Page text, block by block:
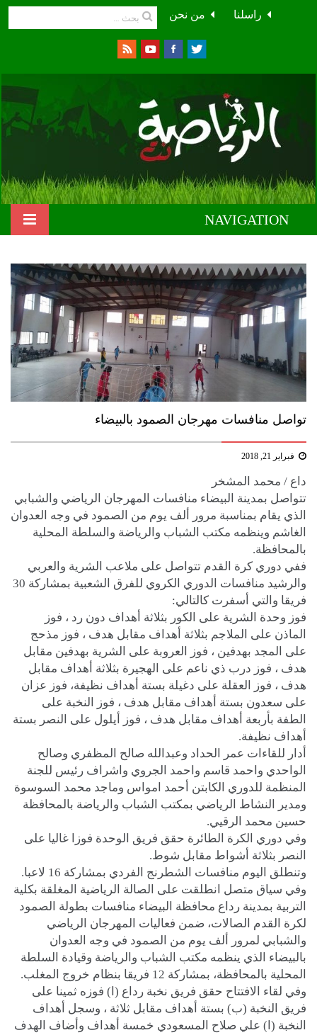
من نحن راسلنا
NAVIGATION
تواصل منافسات مهرجان الصمود بالبيضاء
فبراير 21, 2018
داع / محمد المشخر
تتواصل بمدينة البيضاء منافسات المهرجان الرياضي والشبابي
الذي يقام بمناسبة مرور ألف يوم من الصمود في وجه العدوان
الغاشم وينظمه مكتب الشباب والرياضة والسلطة المحلية
بالمحافظة.
ففي دوري كرة القدم تتواصل على ملاعب الشرية والعربي
والرشيد منافسات الدوري الكروي للفرق الشعبية بمشاركة 30
فريقا والتي أسفرت كالتالي:
فوز وحدة الشرية على الكور بثلاثة أهداف دون رد ، فوز
الماذن على الملاجم بثلاثة أهداف مقابل هدف ، فوز مذحج
على المجد بهدفين ، فوز العروبة على الشرية بهدفين مقابل
هدف ، فوز درب ذي ناعم على الهجيرة بثلاثة أهداف مقابل
هدف ، فوز العقلة على دغيلة بستة أهداف نظيفة، فوز عزان
على سعدون بستة أهداف مقابل هدف ، فوز النخبة على
الطفة بأربعة أهداف مقابل هدف ، فوز أيلول على النصر بستة
أهداف نظيفة.
أدار للقاءات عمر الحداد وعبدالله صالح المظفري وصالح
الواحدي واحمد قاسم واحمد الجروي واشراف رئيس للجنة
المنظمة للدوري الكابتن أحمد امواس وماجد محمد السوسوة
ومدير النشاط الرياضي بمكتب الشباب والرياضة بالمحافظة
حسين محمد الرقيي.
وفي دوري الكرة الطائرة حقق فريق الوحدة فوزا غاليا على
النصر بثلاثة أشواط مقابل شوط.
وتنطلق اليوم منافسات الشطرنج الفردي بمشاركة 16 لاعبا.
وفي سياق متصل انطلقت على الصالة الرياضية المغلقة بكلية
التربية بمدينة رداع محافظة البيضاء منافسات بطولة الصمود
لكرة القدم الصالات، ضمن فعاليات المهرجان الرياضي
والشبابي لمرور ألف يوم من الصمود في وجه العدوان
بالبيضاء الذي ينظمه مكتب الشباب والرياضة وقيادة السلطة
المحلية بالمحافظة، بمشاركة 12 فريقا بنظام خروج المغلب.
وفي لقاء الافتتاح حقق فريق نخبة رداع (ا) فوزه ثمينا على
فريق النخبة (ب) بستة أهداف مقابل ثلاثة ، وسجل أهداف
النخبة (ا) علي صلاح المسعودي خمسة أهداف وأضاف الهدف